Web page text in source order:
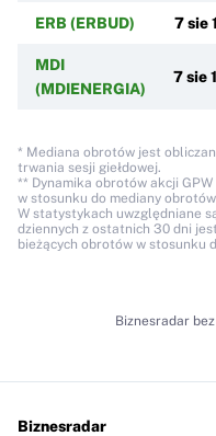
ERB (ERBUD) 7 sie
MDI
(MDIENERGIA)
7 sie
* Mediana obrotów jest
trwania sesji giełdowej.
** Dynamika obrotów akcji
w stosunku do mediany
W statystykach uwzględniane
dziennych z ostatnich 30 dni
bieżących obrotów w stosunku
Biznesradar
Biznesradar